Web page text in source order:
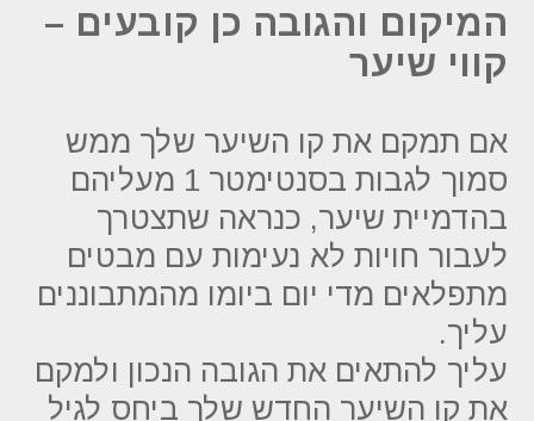
המיקום והגובה כן קובעים –
קווי שיער
אם תמקם את קו השיער שלך ממש
סמוך לגבות בסנטימטר 1 מעליהם
בהדמיית שיער, כנראה שתצטרך
לעבור חויות לא נעימות עם מבטים
מתפלאים מדי יום ביומו מהמתבוננים
עליך.
עליך להתאים את הגובה הנכון ולמקם
את קו השיער החדש שלך ביחס לגיל